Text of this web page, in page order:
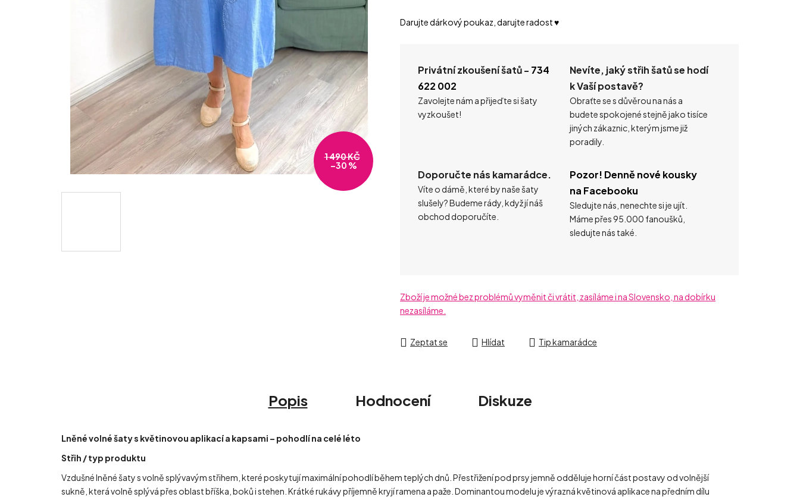
Darujte dárkový poukaz, darujte radost ♥️
Privátní zkoušení šatů - 734
622 002
Zavolejte nám a přijeďte si šaty
vyzkoušet!
Nevíte, jaký střih šatů se hodí
k Vaší postavě?
Obraťte se s důvěrou na nás a
budete spokojené stejně jako tisíce
jiných zákaznic, kterým jsme již
poradily.
Doporučte nás kamarádce.
Víte o dámě, které by naše šaty
slušely? Budeme rády, když jí náš
obchod doporučíte.
Pozor! Denně nové kousky
na Facebooku
Sledujte nás, nenechte si je ujít.
Máme přes 95.000 fanoušků,
sledujte nás také.
Zboží je možné bez problémů vyměnit či vrátit, zasíláme i na Slovensko, na dobírku
nezasíláme.
Zeptat se Hlídat Tip kamarádce
1 490 KČ
–30 %
Popis Hodnocení Diskuze
Lněné volné šaty s květinovou aplikací a kapsami – pohodlí na celé léto
Střih / typ produktu
Vzdušné lněné šaty s volně splývavým střihem, které poskytují maximální pohodlí během teplých dnů. Přestřižení pod prsy jemně odděluje horní část postavy od volnější
sukně, která volně splývá přes oblast bříška, boků i stehen. Krátké rukávy příjemně kryjí ramena a paže. Dominantou modelu je výrazná květinová aplikace na předním dílu